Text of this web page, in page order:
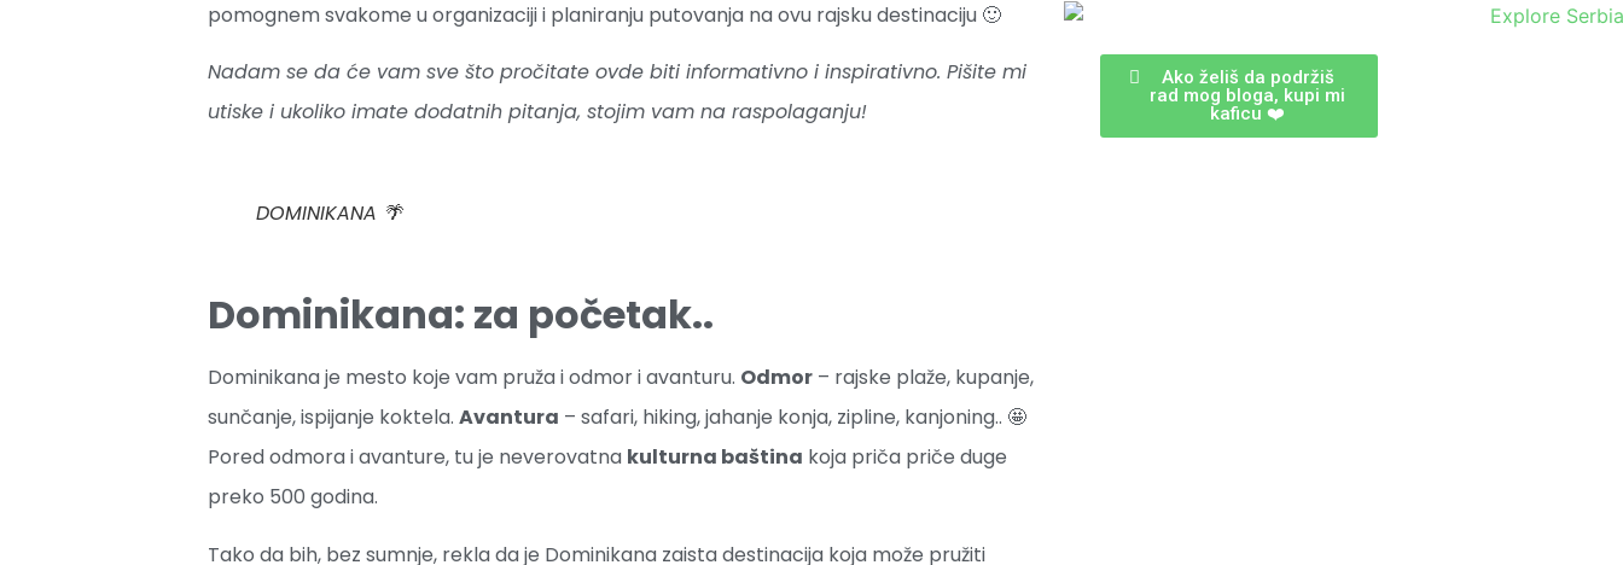
pomognem svakome u organizaciji i planiranju putovanja na ovu rajsku destinaciju 🙂
Nadam se da će vam sve što pročitate ovde biti informativno i inspirativno. Pišite mi
utiske i ukoliko imate dodatnih pitanja, stojim vam na raspolaganju!
DOMINIKANA 🌴
Dominikana: za početak..
Dominikana je mesto koje vam pruža i odmor i avanturu. Odmor – rajske plaže, kupanje,
sunčanje, ispijanje koktela. Avantura – safari, hiking, jahanje konja, zipline, kanjoning.. 🤩
Pored odmora i avanture, tu je neverovatna kulturna baština koja priča priče duge
preko 500 godina.
Tako da bih, bez sumnje, rekla da je Dominikana zaista destinacija koja može pružiti
Ako želiš da podržiš
rad mog bloga, kupi mi
kaficu ❤️